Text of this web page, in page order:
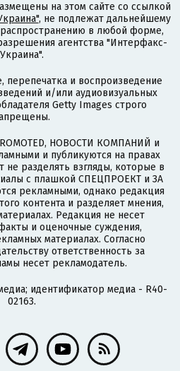
на этом сайте со ссылкой
, не подлежат дальнейшему
в любой форме,
агентства "Интерфакс-
Украина".
перепечатка и воспроизведение
и/или аудиовизуальных
Getty Images строго
НОВОСТИ КОМПАНИЙ и
и публикуются на правах
разделять взгляды, которые в
с плашкой СПЕЦПРОЕКТ и ЗА
рекламными, однако редакция
контента и разделяет мнения,
Редакция не несет
и оценочные суждения,
материалах. Согласно
ответственность за
несет рекламодатель.
идентификатор медиа - R40-
02163.